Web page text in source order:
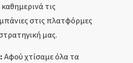
τις
στις πλατφόρμες
μας.
Αφού χτίσαμε όλα τα